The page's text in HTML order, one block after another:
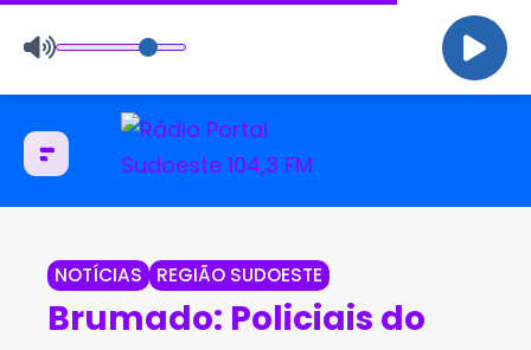
NOTÍCIAS REGIÃO SUDOESTE
Brumado: Policiais do